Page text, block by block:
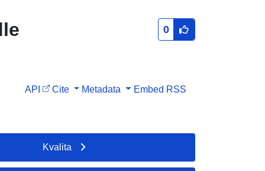
0
API Cite Metadata Embed RSS
Kvalita